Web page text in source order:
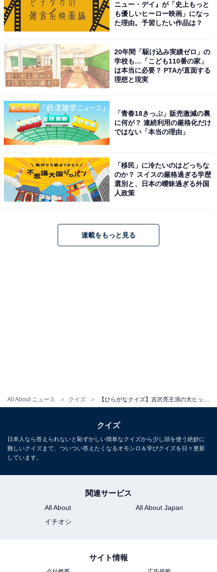
All About ニュース クイズ 【ひらがなクイズ】吉沢亮主演の大ヒット映画がヒント！ 「共通の2文字」を1分以内で当てよう
ニュー・デイ』が「史上もっと
も優しいヒーロー映画」になっ
た理由。予習したい作品は？
20年間「駆け込み実績ゼロ」の
学校も…「こども110番の家」
は本当に必要？ PTAが直面する
理想と現実
「青春18きっぷ」販売激減の裏
に何が？ 連続利用の厳格化だけ
ではない「本当の理由」
「移民」に冷たいのはどっちな
のか？ スイスの厳格過ぎる学歴
選別と、日本の曖昧過ぎる外国
人政策
連載をもっと見る
クイズ
日本人なら答えられないと恥ずかしい簡単なクイズから少し頭を使う絶妙に
難しいクイズまで、ついつい答えたくなるオモシロ＆学びクイズを日々更新
しています。
関連サービス
All About
All About Japan
イチオシ
サイト情報